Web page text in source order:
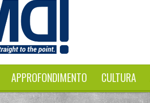
APPROFONDIMENTO CULTURA